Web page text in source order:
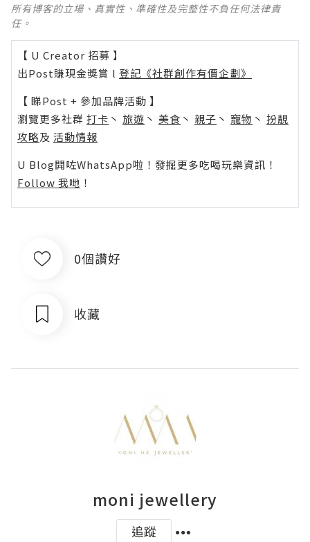
所有博客的立場、真實性、準確性及完整性不負任何法律責
任。
【 U Creator 招募 】
出Post賺現金獎賞 l 登記《社群創作有價企劃》
【 睇Post + 參加品牌活動 】
瀏覽更多社群 打卡 丶 旅遊 丶 美食 丶 親子 丶 寵物 丶 扮靚
攻略及 活動情報
U Blog開咗WhatsApp啦！發掘更多吃喝玩樂資訊！
Follow 我哋 ！
0個讚好
收藏
moni jewellery
追蹤